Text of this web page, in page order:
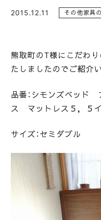
2015.12.11 その他家具
熊取町のT様にこだわ
たしましたのでご紹介
品番：シモンズベッド
ス マットレス５，５
サイズ：セミダブル